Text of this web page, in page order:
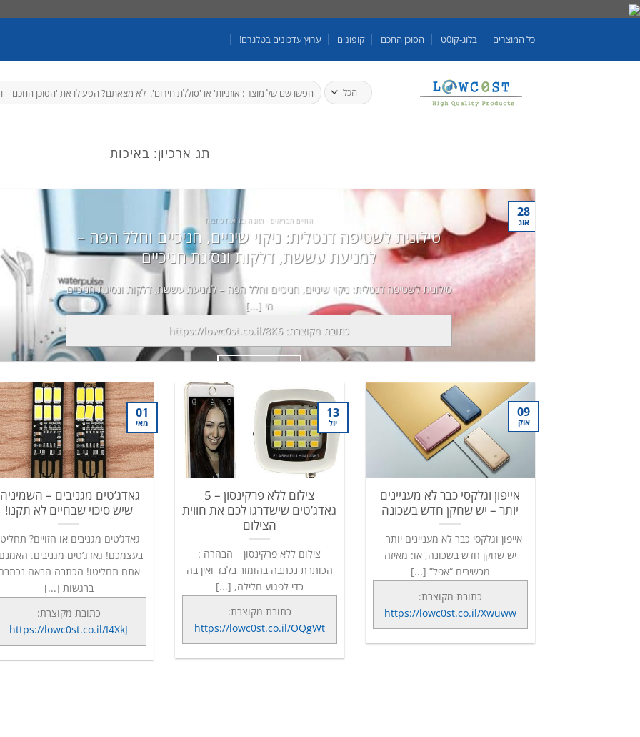
כל המוצרים בלוג-קו0ט הסוכן החכם קופונים ערוץ עדכונים בטלגרם!
חיפוש
עבור:
תג ארכיון: באיכות
החיים הבריאים - תזונה ובריאות כתבות
סילונית לשטיפה דנטלית: ניקוי שיניים, חניכיים וחלל הפה –
למניעת עששת, דלקות ונסיגת חניכיים
סילונית לשטיפה דנטלית: ניקוי שיניים, חניכיים וחלל הפה – למניעת עששת, דלקות ונסיגת חניכיים
מי [...]
כתובת מקוצרת:https://lowc0st.co.il/8K6
המשך קריאה→
28
אוג
אייפון וגלקסי כבר לא מעניינים
יותר – יש שחקן חדש בשכונה
אייפון וגלקסי כבר לא מעניינים יותר –
יש שחקן חדש בשכונה, או: מאיזה
מכשירים “אפל” [...]
כתובת מקוצרת:
https://lowc0st.co.il/Xwuww
09
אוק
צילום ללא פרקינסון – 5
גאדג’טים שישדרגו לכם את חווית
הצילום
צילום ללא פרקינסון – הבהרה :
הכותרת נכתבה בהומור בלבד ואין בה
כדי לפגוע חלילה, [...]
כתובת מקוצרת:
https://lowc0st.co.il/OQgWt
13
יול
גאדג’טים מגניבים –
שיש סיכוי שבחיים לא תקנו!
גאדג’טים מגניבים או הזויים?
בעצמכם! גאדג’טים מגניבים.
אתם תחליטו! הכתבה הבאה
ברגשות [...]
כתובת מקוצרת:
https://lowc0st.co.il/I4XkJ
01
מאי